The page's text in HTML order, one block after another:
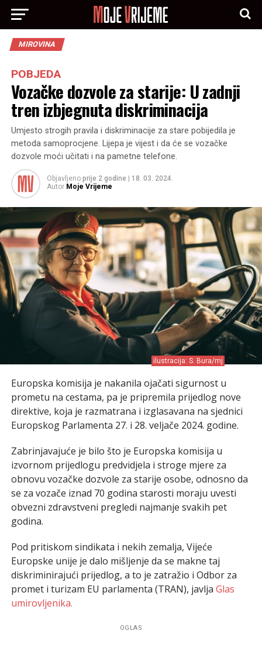
MIROVINA
POBJEDA
Vozačke dozvole za starije: U zadnji
tren izbjegnuta diskriminacija
Umjesto strogih pravila i diskriminacije za stare pobijedila je
metoda samoprocjene. Lijepa je vijest i da će se vozačke
dozvole moći učitati i na pametne telefone.
Objavljeno prije 2 godine
18. 03. 2024.
Autor Moje Vrijeme
ilustracija: S. Bura/mj
Europska komisija je nakanila ojačati sigurnost u
prometu na cestama, pa je pripremila prijedlog nove
direktive, koja je razmatrana i izglasavana na sjednici
Europskog Parlamenta 27. i 28. veljače 2024. godine.
Zabrinjavajuće je bilo što je Europska komisija u
izvornom prijedlogu predvidjela i stroge mjere za
obnovu vozačke dozvole za starije osobe, odnosno da
se za vozače iznad 70 godina starosti moraju uvesti
obvezni zdravstveni pregledi najmanje svakih pet
godina.
Pod pritiskom sindikata i nekih zemalja, Vijeće
Europske unije je dalo mišljenje da se makne taj
diskriminirajući prijedlog, a to je zatražio i Odbor za
promet i turizam EU parlamenta (TRAN), javlja Glas
umirovljenika.
OGLAS